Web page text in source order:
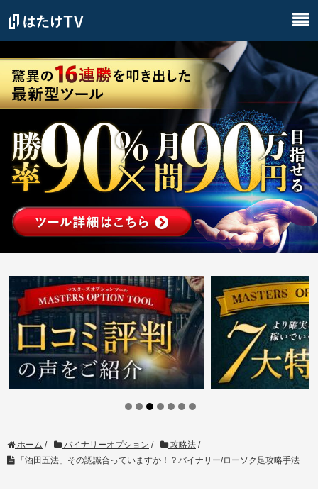
ホーム / バイナリーオプション / 攻略法 /
「酒田五法」その認識合っていますか！？バイナリー/ローソク足攻略手法